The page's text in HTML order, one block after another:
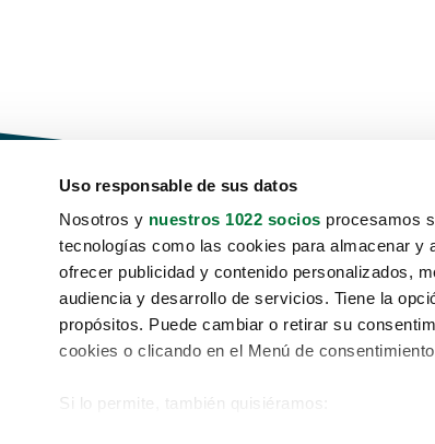
Uso responsable de sus datos
Nosotros y nuestros 1022 socios procesamos
tecnologías como las cookies para almacenar
ofrecer publicidad y contenido personalizados,
audiencia y desarrollo de servicios. Tiene la
propósitos. Puede cambiar o retirar su
cookies o clicando en el Menú de
Si lo permite, también quisiéramos: